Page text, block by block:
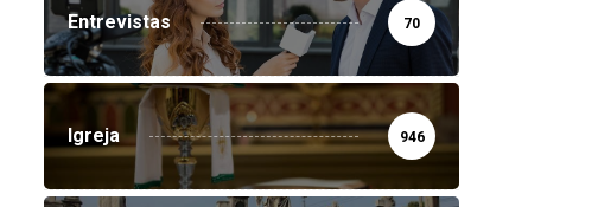
Entrevistas 70
Igreja 946